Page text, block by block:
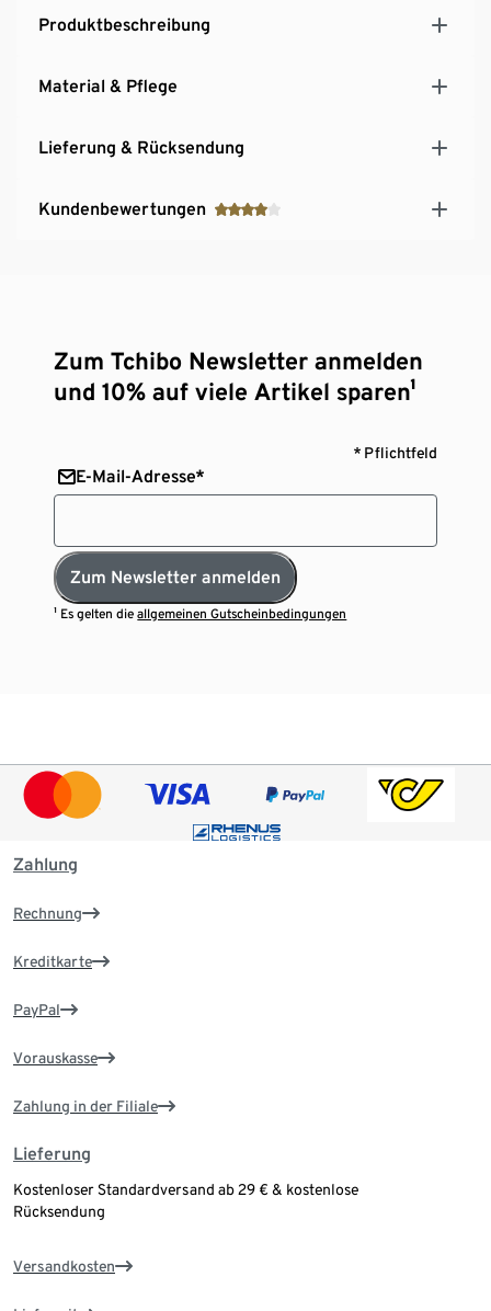
Produktbeschreibung
Material & Pflege
Lieferung & Rücksendung
Kundenbewertungen
Zum Tchibo Newsletter anmelden
und 10% auf viele Artikel sparen¹
* Pflichtfeld
E-Mail-Adresse*
Zum Newsletter anmelden
¹ Es gelten dieallgemeinen Gutscheinbedingungen
Zahlung
Rechnung
Kreditkarte
PayPal
Vorauskasse
Zahlung in der Filiale
Lieferung
Kostenloser Standardversand ab 29 € & kostenlose
Rücksendung
Versandkosten